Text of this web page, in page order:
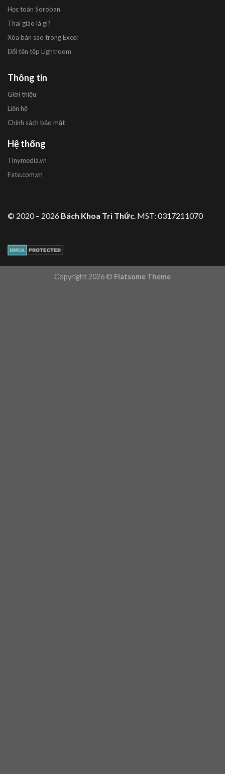
Học toán Soroban
Thai giáo là gì?
Xóa bản sao trong Excel
Đổi tên tệp Lightroom
Thông tin
Giới thiệu
Liên hệ
Chính sách bảo mật
Hệ thống
Tinymedia.vn
Fate.com.vn
© 2020 – 2026 Bách Khoa Tri Thức. MST: 0317211070
Copyright 2026 © Flatsome Theme